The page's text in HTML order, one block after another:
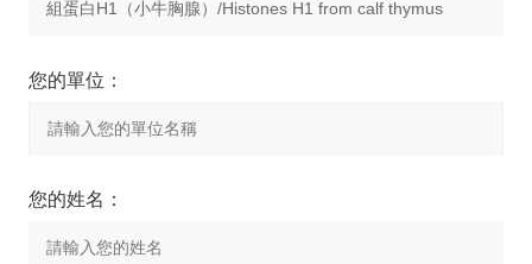
您的單位：
您的姓名：